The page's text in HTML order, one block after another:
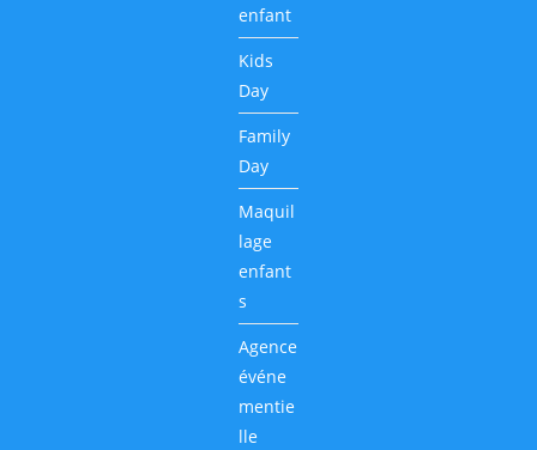
enfant
Kids
Day
Family
Day
Maquil
lage
enfant
s
Agence
événe
mentie
lle